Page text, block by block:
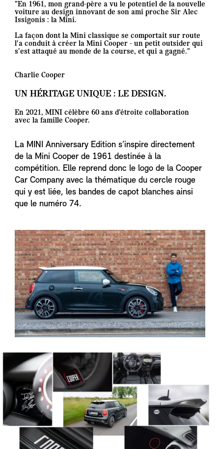
"En 1961, mon grand-père a vu le potentiel de la nouvelle
voiture au design innovant de son ami proche Sir Alec
Issigonis : la Mini.
La façon dont la Mini classique se comportait sur route
l'a conduit à créer la Mini Cooper - un petit outsider qui
s'est attaqué au monde de la course, et qui a gagné."
Charlie Cooper
UN HÉRITAGE UNIQUE : LE DESIGN.
En 2021, MINI célèbre 60 ans d’étroite collaboration
avec la famille Cooper.
La MINI Anniversary Edition s’inspire directement
de la Mini Cooper de 1961 destinée à la
compétition. Elle reprend donc le logo de la Cooper
Car Company avec la thématique du cercle rouge
qui y est liée, les bandes de capot blanches ainsi
que le numéro 74.